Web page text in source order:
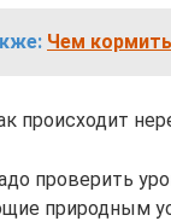
Чем
происходит
проверить
природным